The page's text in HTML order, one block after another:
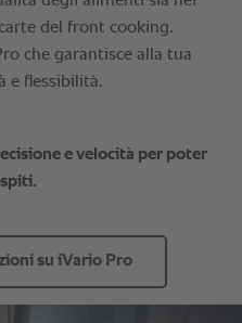
e velocità per poter
su iVario Pro